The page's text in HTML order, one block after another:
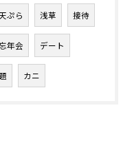
ぷら 浅草 接待
年会 デート
カニ